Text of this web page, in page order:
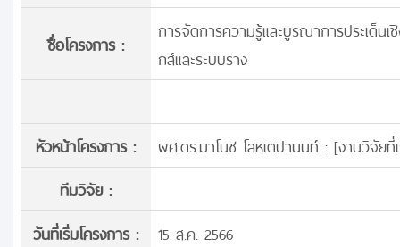
ชื่อโครงการ :
การจัดการความรู้และบูรณาการประเด็
กส์และระบบราง
หัวหน้าโครงการ : ผศ.ดร.มาโนช โลหเตปานนท์ : [งานวิจัย
ทีมวิจัย :
วันที่เริ่มโครงการ :
15 ส.ค. 2566